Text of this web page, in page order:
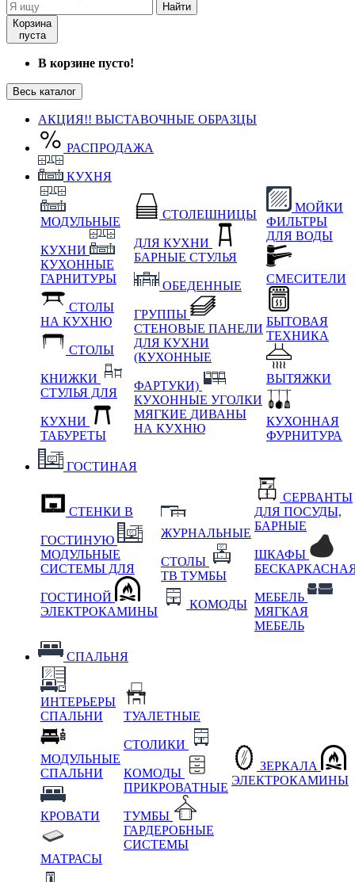
Найти
Корзина
пуста
В корзине пусто!
Весь каталог
АКЦИЯ!! ВЫСТАВОЧНЫЕ ОБРАЗЦЫ
РАСПРОДАЖА
КУХНЯ
МОДУЛЬНЫЕ
КУХНИ
КУХОННЫЕ
ГАРНИТУРЫ
СТОЛЫ
НА КУХНЮ
СТОЛЫ
КНИЖКИ
СТУЛЬЯ ДЛЯ
КУХНИ
ТАБУРЕТЫ
СТОЛЕШНИЦЫ
ДЛЯ КУХНИ
БАРНЫЕ СТУЛЬЯ
ОБЕДЕННЫЕ
ГРУППЫ
СТЕНОВЫЕ ПАНЕЛИ
ДЛЯ КУХНИ
(КУХОННЫЕ
ФАРТУКИ)
КУХОННЫЕ УГОЛКИ
МЯГКИЕ ДИВАНЫ
НА КУХНЮ
МОЙКИ
ФИЛЬТРЫ
ДЛЯ ВОДЫ
СМЕСИТЕЛИ
БЫТОВАЯ
ТЕХНИКА
ВЫТЯЖКИ
КУХОННАЯ
ФУРНИТУРА
ГОСТИНАЯ
СТЕНКИ В
ГОСТИНУЮ
МОДУЛЬНЫЕ
СИСТЕМЫ ДЛЯ
ГОСТИНОЙ
ЭЛЕКТРОКАМИНЫ
ЖУРНАЛЬНЫЕ
СТОЛЫ
ТВ ТУМБЫ
КОМОДЫ
СЕРВАНТЫ
ДЛЯ ПОСУДЫ,
БАРНЫЕ
ШКАФЫ
МЕБЕЛЬ
МЯГКАЯ
МЕБЕЛЬ
СПАЛЬНЯ
ИНТЕРЬЕРЫ
СПАЛЬНИ
МОДУЛЬНЫЕ
СПАЛЬНИ
КРОВАТИ
МАТРАСЫ
ТУАЛЕТНЫЕ
СТОЛИКИ
КОМОДЫ
ПРИКРОВАТНЫЕ
ТУМБЫ
ГАРДЕРОБНЫЕ
СИСТЕМЫ
ЗЕРКАЛА
ЭЛЕКТРОКАМИНЫ